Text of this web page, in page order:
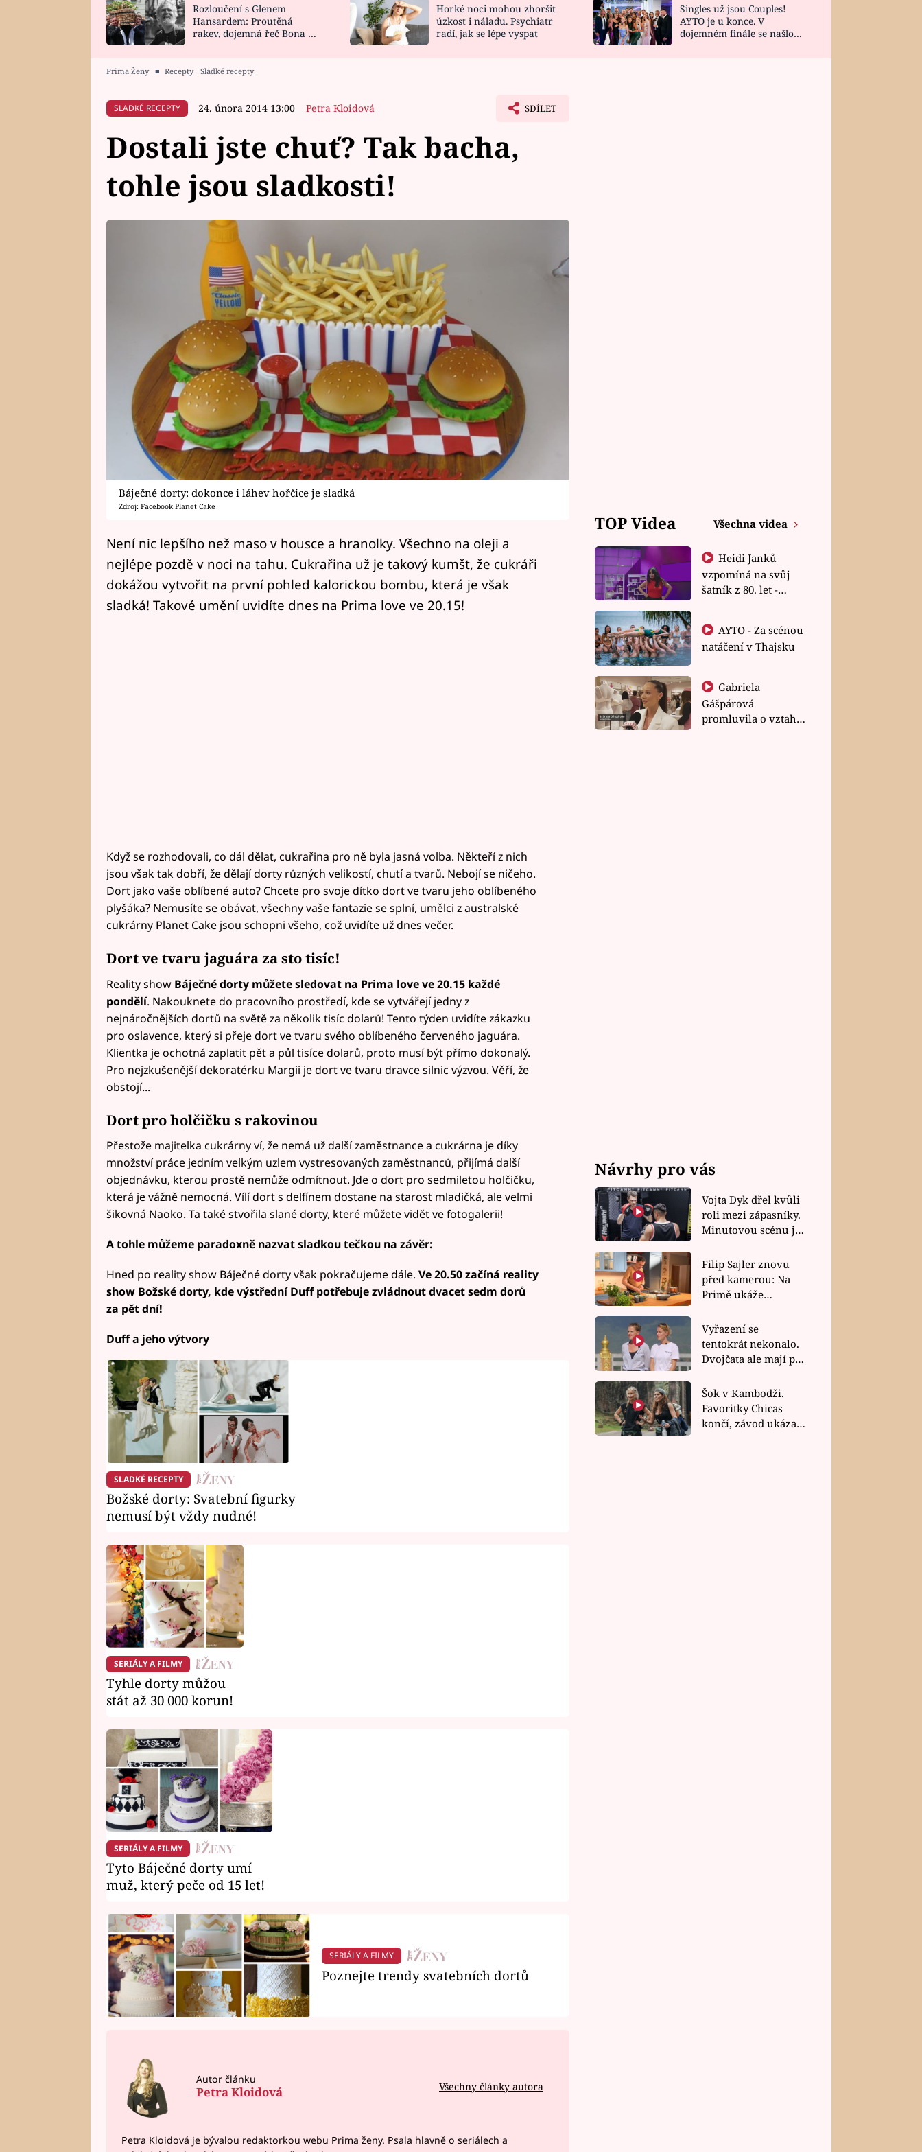
HOROSKOP NA
CELEBRITY
VAŘENÍ
NOVINKY
VIDEORECEPTY
ZAHRADA
DESIGN
Rozloučení s Glenem
Hansardem: Proutěná
rakev, dojemná řeč Bona a
Horké noci mohou zhoršit
úzkost i náladu. Psychiatr
radí, jak se lépe vyspat
Singles už jsou Couples!
AYTO je u konce. V
dojemném finále se našlo
Prima Ženy ■ Recepty Sladké recepty
SLADKÉ RECEPTY 24. února 2014 13:00 Petra Kloidová SDÍLET
Dostali jste chuť? Tak bacha,
tohle jsou sladkosti!
Báječné dorty: dokonce i láhev hořčice je sladká
Zdroj: Facebook Planet Cake
Není nic lepšího než maso v housce a hranolky. Všechno na oleji a
nejlépe pozdě v noci na tahu. Cukrařina už je takový kumšt, že cukráři
dokážou vytvořit na první pohled kalorickou bombu, která je však
sladká! Takové umění uvidíte dnes na Prima love ve 20.15!
Když se rozhodovali, co dál dělat, cukrařina pro ně byla jasná volba. Někteří z nich
jsou však tak dobří, že dělají dorty různých velikostí, chutí a tvarů. Nebojí se ničeho.
Dort jako vaše oblíbené auto? Chcete pro svoje dítko dort ve tvaru jeho oblíbeného
plyšáka? Nemusíte se obávat, všechny vaše fantazie se splní, umělci z australské
cukrárny Planet Cake jsou schopni všeho, což uvidíte už dnes večer.
Dort ve tvaru jaguára za sto tisíc!
Reality showBáječné dorty můžete sledovat na Prima love ve 20.15 každé
pondělí. Nakouknete do pracovního prostředí, kde se vytvářejí jedny z
nejnáročnějších dortů na světě za několik tisíc dolarů! Tento týden uvidíte zákazku
pro oslavence, který si přeje dort ve tvaru svého oblíbeného červeného jaguára.
Klientka je ochotná zaplatit pět a půl tisíce dolarů, proto musí být přímo dokonalý.
Pro nejzkušenější dekoratérku Margii je dort ve tvaru dravce silnic výzvou. Věří, že
obstojí...
Dort pro holčičku s rakovinou
Přestože majitelka cukrárny ví, že nemá už další zaměstnance a cukrárna je díky
množství práce jedním velkým uzlem vystresovaných zaměstnanců, přijímá další
objednávku, kterou prostě nemůže odmítnout. Jde o dort pro sedmiletou holčičku,
která je vážně nemocná. Vílí dort s delfínem dostane na starost mladičká, ale velmi
šikovná Naoko. Ta také stvořila slané dorty, které můžete vidět ve fotogalerii!
A tohle můžeme paradoxně nazvat sladkou tečkou na závěr:
Hned po reality show Báječné dorty však pokračujeme dále. Ve 20.50 začíná reality
show Božské dorty, kde výstřední Duff potřebuje zvládnout dvacet sedm dorů
za pět dní!
Duff a jeho výtvory
SLADKÉ RECEPTY
Božské dorty: Svatební figurky
nemusí být vždy nudné!
SERIÁLY A FILMY
Tyhle dorty můžou
stát až 30 000 korun!
SERIÁLY A FILMY
Tyto Báječné dorty umí
muž, který peče od 15 let!
SERIÁLY A FILMY
Poznejte trendy svatebních dortů
Autor článku
Petra Kloidová Všechny články autora
Petra Kloidová je bývalou redaktorkou webu Prima ženy. Psala hlavně o seriálech a
TOP Videa Všechna videa
Heidi Janků
vzpomíná na svůj
šatník z 80. let -
natáčení v Thajsku
Gabriela
Gášpárová
promluvila o vztahu
Návrhy pro vás
Vojta Dyk dřel kvůli
roli mezi zápasníky.
Minutovou scénu jel
Filip Sajler znovu
před kamerou: Na
Primě ukáže
rychlé recepty
Vyřazení se
tentokrát nekonalo.
Dvojčata ale mají po
závodu nůž na krku
Šok v Kambodži.
Favoritky Chicas
končí, závod ukázal